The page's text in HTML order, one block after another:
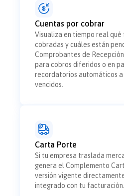
Cuentas por cobrar
Visualiza en tiempo real
cobradas y cuáles están
Comprobantes de
para cobros diferidos o en
recordatorios automáticos a
vencidos.
Carta Porte
Si tu empresa traslada
genera el Complemento
versión vigente
integrado con tu facturación.